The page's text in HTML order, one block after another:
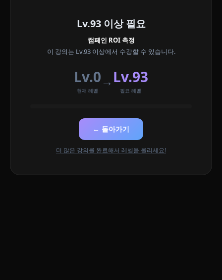
Lv.93 이상 필요
캠페인 ROI 측정
이 강의는 Lv.93 이상에서 수강할 수 있습니다.
Lv.0
현재 레벨
→ Lv.93
필요 레벨
← 돌아가기
더 많은 강의를 완료해서 레벨을 올리세요!